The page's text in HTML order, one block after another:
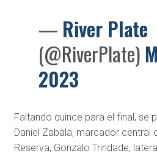
— River Plate
(@RiverPlate)
2023
Faltando quince para el final, se
Daniel Zabala, marcador central
Reserva, Gonzalo Trindade,